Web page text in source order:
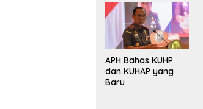
APH Bahas KUHP
dan KUHAP yang
Baru